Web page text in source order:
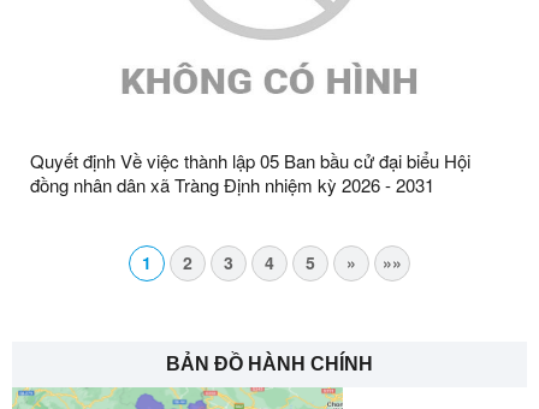
Quyết định Về việc thành lập 05 Ban bầu cử đại biểu Hội
đồng nhân dân xã Tràng Định nhiệm kỳ 2026 - 2031
1 2 3 4 5 » »»
BẢN ĐỒ HÀNH CHÍNH